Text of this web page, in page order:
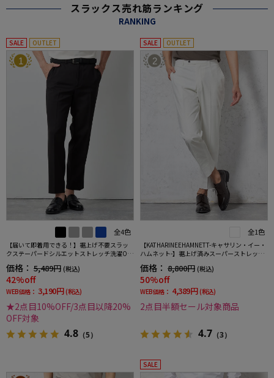
スラックス売れ筋ランキング
RANKING
SALE OUTLET
1
全4色
【届いて即着用できる！】裾上げ不要スラッ
クステーパードシルエットストレッチ洗濯OK
イージーケア【SmartPick！】
価格： 5,489円 (税込)
42%off
WEB価格： 3,190円 (税込)
★2点目10%OFF/3点目以降20%
OFF対象
4.8 （5）
SALE OUTLET
2
全1色
【KATHARINEEHAMNETT-キャサリン・イー・
ハムネット-】裾上げ済みスーパーストレッチ
パンツチノパンウォッシャブルホワイト無地
価格： 8,800円 (税込)
50%off
WEB価格： 4,389円 (税込)
2点目半額セール対象商品
4.7 （3）
SALE